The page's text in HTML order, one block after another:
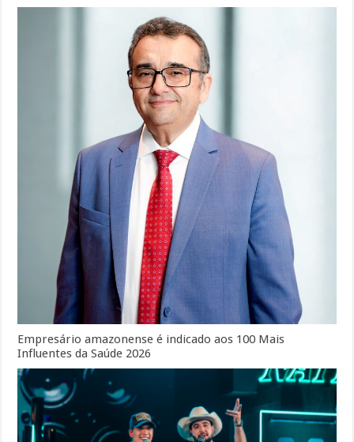
Empresário amazonense é indicado aos 100 Mais
Influentes da Saúde 2026